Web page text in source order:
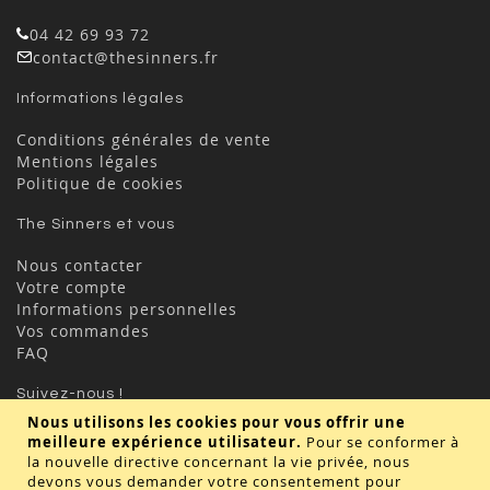
Nous utilisons les cookies pour vous offrir une
meilleure expérience utilisateur. Pour se conformer à
la nouvelle directive concernant la vie privée, nous
devons vous demander votre consentement pour
04 42 69 93 72
contact@thesinners.fr
Informations légales
Conditions générales de vente
Mentions légales
Politique de cookies
The Sinners et vous
Nous contacter
Votre compte
Informations personnelles
Vos commandes
FAQ
Suivez-nous !